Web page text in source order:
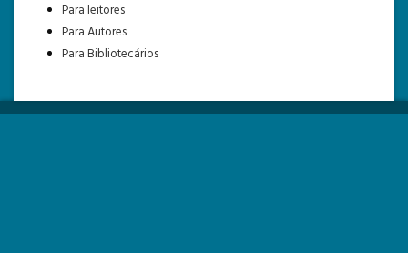
Para leitores
Para Autores
Para Bibliotecários